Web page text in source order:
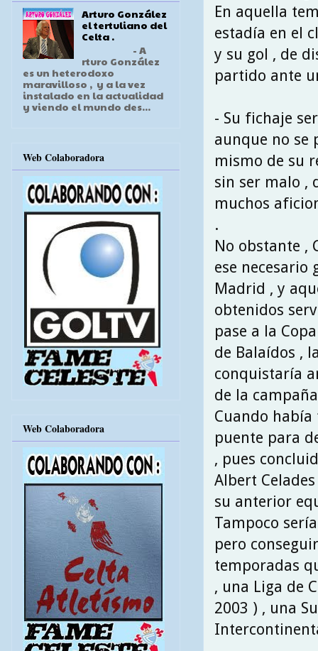
En aquella
estadía en el
y su gol , de
partido ante
- Su fichaje
aunque no se
mismo de su
sin ser malo ,
muchos
.
No obstante ,
ese necesario
Madrid , y
obtenidos
pase a la
de Balaídos ,
conquistaría
de la
Cuando
puente para
, pues
Albert
su anterior
Tampoco
pero
temporadas
, una Liga de
2003 ) , una
Arturo González
el tertuliano del
Celta .
- A
rturo González
es un heterodoxo
maravilloso , y a la vez
instalado en la actualidad
y viendo el mundo des...
Web Colaboradora
Web Colaboradora